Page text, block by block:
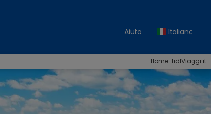
Aiuto Italiano
Home-LidlViaggi.it